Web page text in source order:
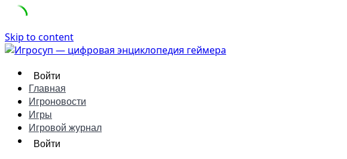
Skip to content
Войти
Главная
Игроновости
Игры
Игровой журнал
Войти